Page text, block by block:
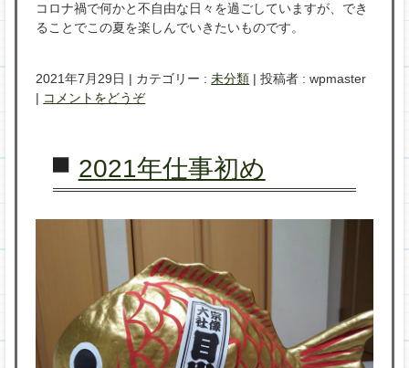
コロナ禍で何かと不自由な日々を過ごしていますが、でき
ることでこの夏を楽しんでいきたいものです。
2021年7月29日 | カテゴリー :未分類 |投稿者 : wpmaster
| コメントをどうぞ
2021年仕事初め